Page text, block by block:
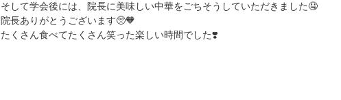
そして学会後には、院長に美味しい中華をごちそうしていただきました🤤
院長ありがとうございます🥺🧡
たくさん食べてたくさん笑った楽しい時間でした❣️